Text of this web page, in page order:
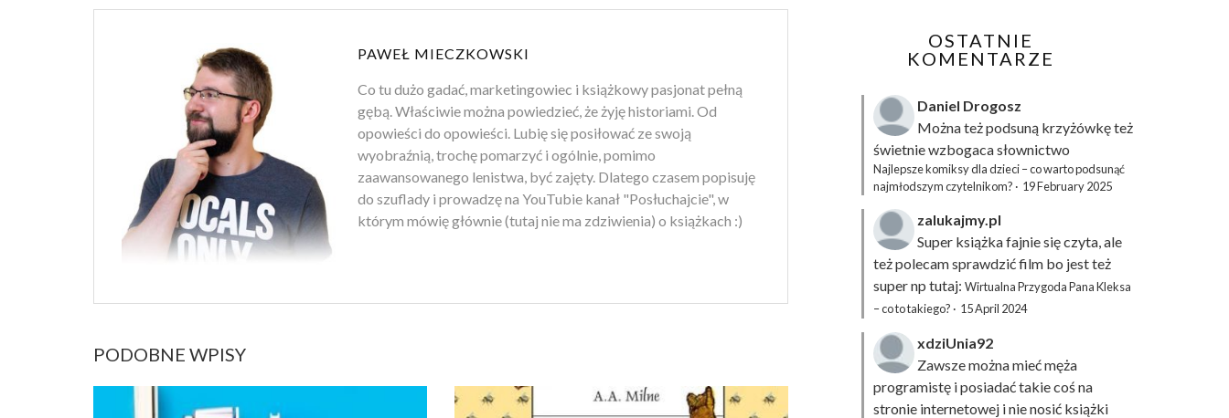
PAWEŁ MIECZKOWSKI
Co tu dużo gadać, marketingowiec i książkowy pasjonat pełną
gębą. Właściwie można powiedzieć, że żyję historiami. Od
opowieści do opowieści. Lubię się posiłować ze swoją
wyobraźnią, trochę pomarzyć i ogólnie, pomimo
zaawansowanego lenistwa, być zajęty. Dlatego czasem popisuję
do szuflady i prowadzę na YouTubie kanał "Posłuchajcie", w
którym mówię głównie (tutaj nie ma zdziwienia) o książkach :)
PODOBNE WPISY
OSTATNIE
KOMENTARZE
Daniel Drogosz
Można też podsuną krzyżówkęteż
świetnie wzbogaca słownictwo
Najlepsze komiksy dla dzieci – co warto podsunąć
najmłodszym czytelnikom? · 19 February 2025
zalukajmy.pl
Super książka fajnie się czyta, ale
też polecam sprawdzić film bo jest też
super np tutaj: Wirtualna Przygoda Pana Kleksa
– co to takiego? · 15 April 2024
xdziUnia92
Zawsze można mieć męża
programistę i posiadać takie coś na
stronie internetowej i nie nosić książki